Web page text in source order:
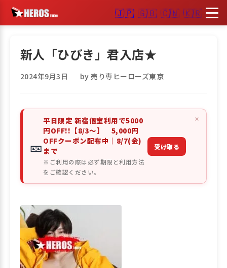
🇯🇵 🇬🇧 🇨🇳 🇰🇷
新人「ひびき」君入店★
2024年9月3日 by 売り専ヒーローズ東京
🎫
平日限定 新宿個室利用で5000
円OFF!!【8/3～】 5,000円
OFFクーポン配布中｜8/7(金)
まで
※ご利用の際は必ず期限と利用方法
をご確認ください。
受け取る
×